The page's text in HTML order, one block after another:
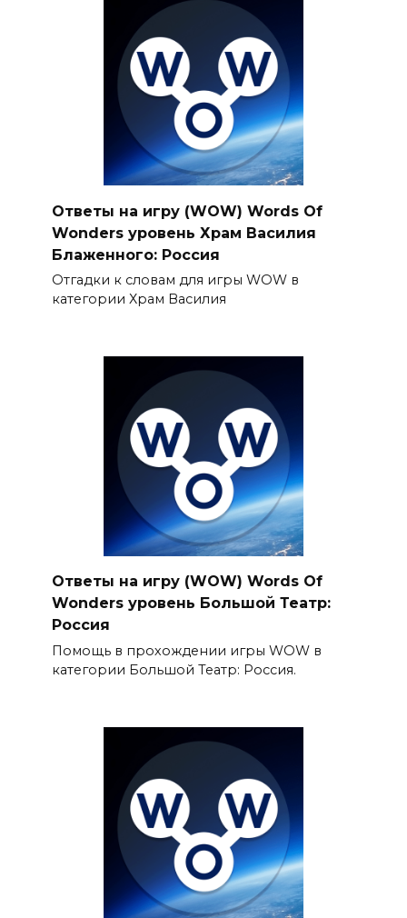
Ответы на игру (WOW) Words Of
Wonders уровень Храм Василия
Блаженнoгo: Рoссия
Отгадки к словам для игры WOW в
категории Храм Василия
Ответы на игру (WOW) Words Of
Wonders уровень Бoльшoй Театр:
Рoссия
Помощь в прохождении игры WOW в
категории Большой Театр: Россия.